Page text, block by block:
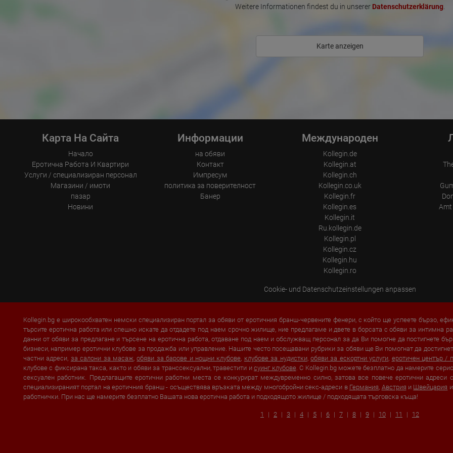
Weitere Informationen findest du in unserer Datenschutzerklärung.
Karte anzeigen
Карта На Сайта
Начало
Еротична Работа И Квартири
Услуги / специализиран персонал
Магазини / имоти
пазар
Новини
Информации
на обяви
Контакт
Импресум
политика за поверителност
Банер
Международен
Kollegin.de
Kollegin.at
Kollegin.ch
Kollegin.co.uk
Kollegin.fr
Kollegin.es
Kollegin.it
Ru.kollegin.de
Kollegin.pl
Kollegin.cz
Kollegin.hu
Kollegin.ro
Amt
Cookie- und Datenschutzeinstellungen anpassen
Kollegin.bg е широкообхватен немски специализиран портал за обяви от еротичния бранш-червените фенери, с който ще успеете бързо,
търсите еротична работа или спешно искате да отдадете под наем срочно жилище, ние предлагаме и двете в борсата с обяви за интимна
данни от обяви за предлагане и търсене на еротична работа, отдаване под наем и обслужващ персонал за да Ви помогне да постигнете
бизнеси, например еротични клубове за продажба или управление. Нашите често посещавани рубрики за обяви ще Ви помогнат да
частни адреси, за салони за масаж,обяви за барове и нощни клубове, клубове за нудистки, обяви за ескортни услуги, еротичен център /
клубове с фиксирана такса, както и обяви за транссексуални, травестити исуинг клубове. С Kollegin.bg можете безплатно да намерите
сексуален работник. Предлагащите еротични работни места се конкурират междувременно силно, затова все повече еротични адреси
специализираният портал на еротичния бранш - осъществява връзката между многобройни секс-адреси в Германия, Австрия и Швейцария
работнички. При нас ще намерите безплатно Вашата нова еротична работа и подходящото жилище / подходящата търговска къща!
1 2 3 4 5 6 7 8 9 10 11 12